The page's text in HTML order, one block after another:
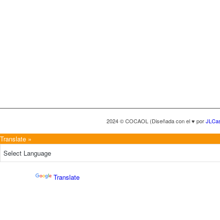
2024 © COCAOL (Diseñada con el ♥ por
Translate »
Translate